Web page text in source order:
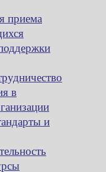
приема
в
и